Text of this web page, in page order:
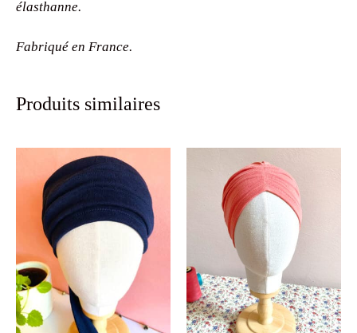
élasthanne.
Fabriqué en France.
Produits similaires